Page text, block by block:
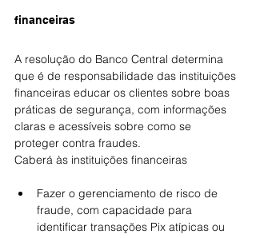
financeiras
A resolução do Banco Central determina
que é de responsabilidade das instituições
financeiras educar os clientes sobre boas
práticas de segurança, com informações
claras e acessíveis sobre como se
proteger contra fraudes.
Caberá às instituições financeiras
Fazer o gerenciamento de risco de
fraude, com capacidade para
identificar transações Pix atípicas ou